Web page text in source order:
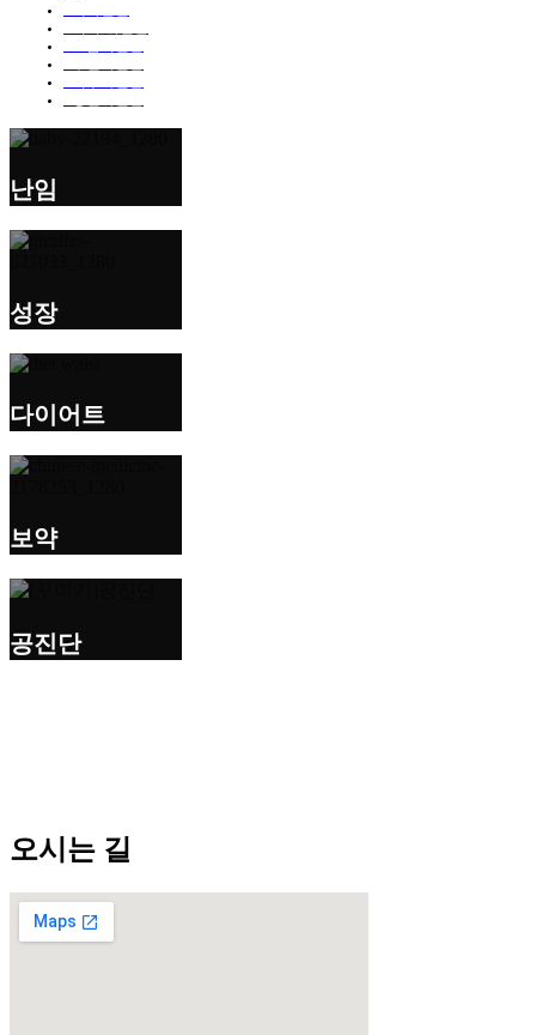
난임
성장
다이어트
보약
공진단
오시는 길